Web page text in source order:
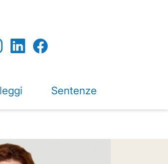
Sentenze